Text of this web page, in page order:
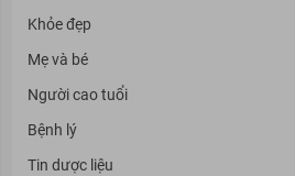
Khỏe đẹp
Mẹ và bé
Người cao tuổi
Bệnh lý
Tin dược liệu